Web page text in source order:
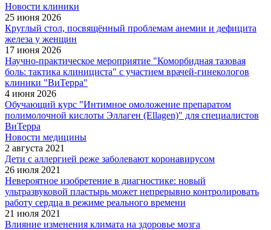
Новости клиники
25 июня 2026
Круглый стол, посвящённый проблемам анемии и дефицита
железа у женщин
17 июня 2026
Научно-практическое мероприятие "Коморбидная тазовая
боль: тактика клинициста" с участием врачей-гинекологов
клиники "ВиТерра"
4 июня 2026
Обучающий курс "Интимное омоложение препаратом
полимолочной кислоты Эллаген (Ellagen)" для специалистов
ВиТерра
Новости медицины
2 августа 2021
Дети с аллергией реже заболевают коронавирусом
26 июля 2021
Невероятное изобретение в диагностике: новый
ультразвуковой пластырь может непрерывно контролировать
работу сердца в режиме реального времени
21 июля 2021
Влияние изменения климата на здоровье мозга